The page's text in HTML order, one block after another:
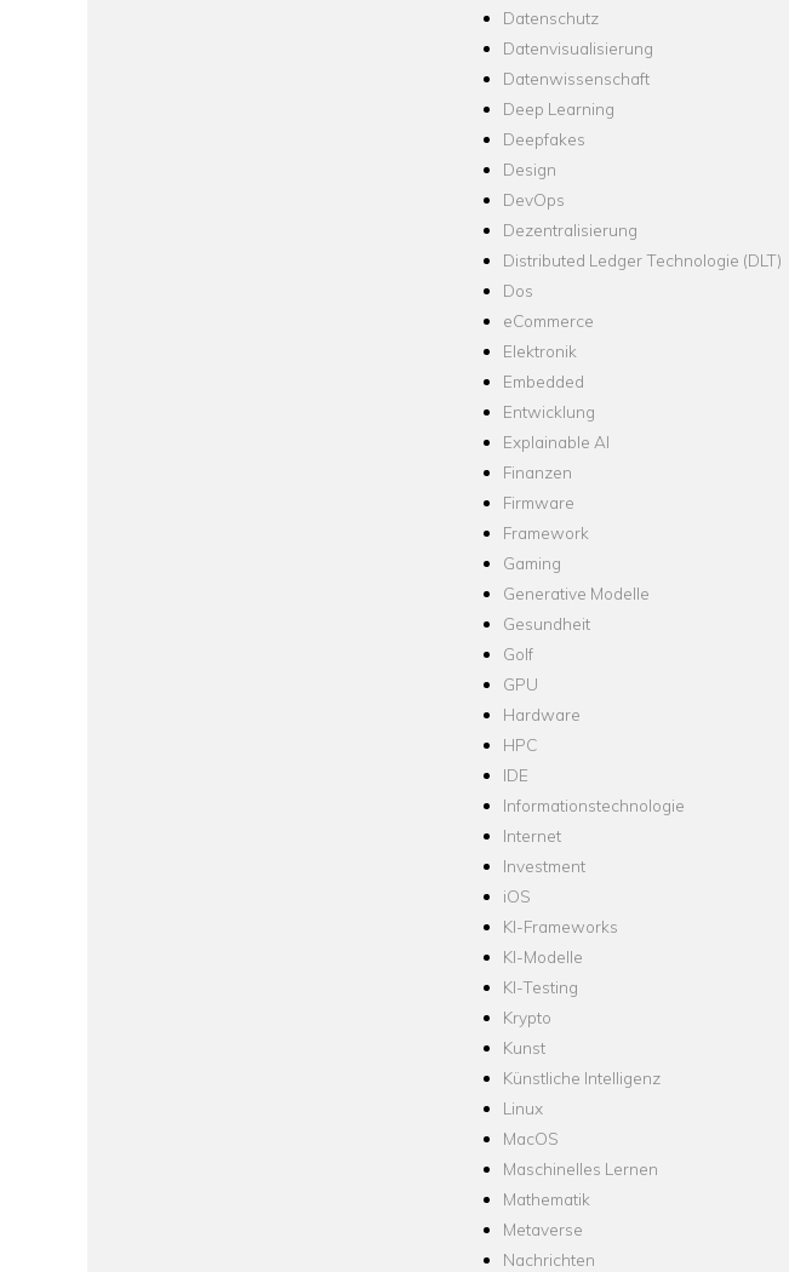
Datenschutz
Datenvisualisierung
Datenwissenschaft
Deep Learning
Deepfakes
Design
DevOps
Dezentralisierung
Distributed Ledger Technologie (DLT)
Dos
eCommerce
Elektronik
Embedded
Entwicklung
Explainable AI
Finanzen
Firmware
Framework
Gaming
Generative Modelle
Gesundheit
Golf
GPU
Hardware
HPC
IDE
Informationstechnologie
Internet
Investment
iOS
KI-Frameworks
KI-Modelle
KI-Testing
Krypto
Kunst
Künstliche Intelligenz
Linux
MacOS
Maschinelles Lernen
Mathematik
Metaverse
Nachrichten